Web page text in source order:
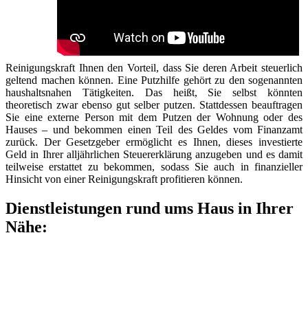
Reinigungskraft Ihnen den Vorteil, dass Sie deren Arbeit steuerlich
geltend machen können. Eine Putzhilfe gehört zu den sogenannten
haushaltsnahen Tätigkeiten. Das heißt, Sie selbst könnten
theoretisch zwar ebenso gut selber putzen. Stattdessen beauftragen
Sie eine externe Person mit dem Putzen der Wohnung oder des
Hauses – und bekommen einen Teil des Geldes vom Finanzamt
zurück. Der Gesetzgeber ermöglicht es Ihnen, dieses investierte
Geld in Ihrer alljährlichen Steuererklärung anzugeben und es damit
teilweise erstattet zu bekommen, sodass Sie auch in finanzieller
Hinsicht von einer Reinigungskraft profitieren können.
Dienstleistungen rund ums Haus in Ihrer
Nähe: